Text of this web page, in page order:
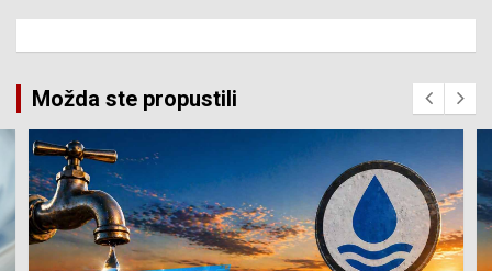
Možda ste propustili